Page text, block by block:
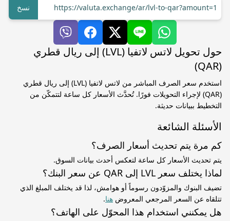
https://valuta.exchange/ar/lvl-to-qar?amount=1
نسخ
حول تحويل لاتس لاتفيا (LVL) إلى ريال قطري
(QAR)
استخدم سعر الصرف المباشر من لاتس لاتفيا (LVL) إلى ريال قطري
(QAR) لإجراء التحويلات فورًا. تُحدَّث الأسعار كل ساعة لتتمكّن من
التخطيط ببيانات حديثة.
الأسئلة الشائعة
كم مرة يتم تحديث أسعار الصرف؟
يتم تحديث الأسعار كل ساعة لتعكس أحدث بيانات السوق.
لماذا يختلف سعر LVL إلى QAR عن سعر البنك؟
تضيف البنوك والمزوّدون رسوماً أو هوامش، لذا قد يختلف المبلغ الذي
تتلقاه عن السعر المرجعي المعروض هنا.
هل يمكنني استخدام هذا المحوّل على الهاتف؟